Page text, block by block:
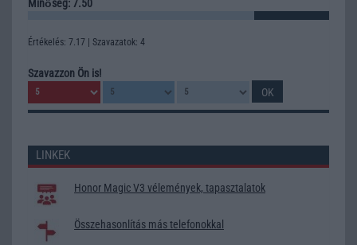
Minőség: 7.50
Értékelés: 7.17 | Szavazatok: 4
Szavazzon Ön is!
LINKEK
Honor Magic V3 vélemények, tapasztalatok
Összehasonlítás más telefonokkal